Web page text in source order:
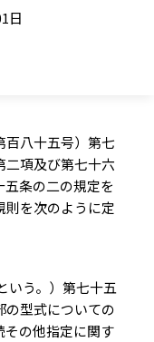
日
百八十五号）第七
二項及び第七十六
条の二の規定を
則を次のように定
いう。）第七十五
の型式についての
その他指定に関す